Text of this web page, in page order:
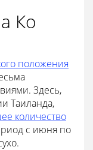
Ко
положения
Здесь,
Таиланда,
количество
с июня по